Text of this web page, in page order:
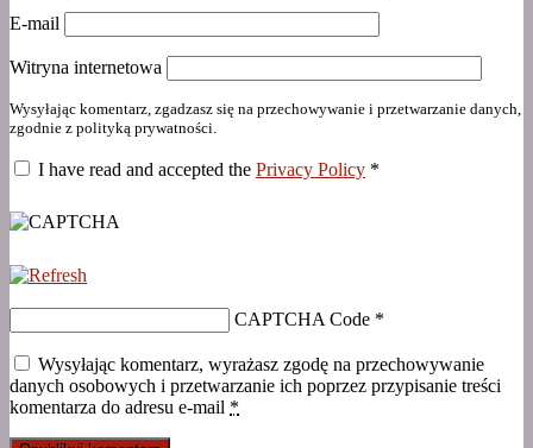
E-mail
Witryna internetowa
Wysyłając komentarz, zgadzasz się na przechowywanie i przetwarzanie danych,
zgodnie z polityką prywatności.
I have read and accepted the Privacy Policy *
CAPTCHA Code *
Wysyłając komentarz, wyrażasz zgodę na przechowywanie
danych osobowych i przetwarzanie ich poprzez przypisanie treści
komentarza do adresu e-mail *